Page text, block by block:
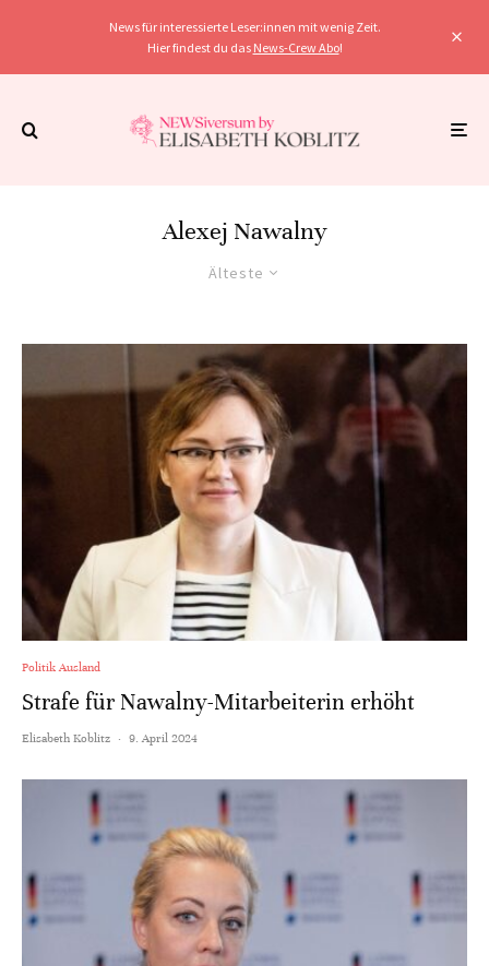
News für interessierte Leser:innen mit wenig Zeit.
Hier findest du das News-Crew Abo!
Alexej Nawalny
Älteste
Politik Ausland
Strafe für Nawalny-Mitarbeiterin erhöht
Elisabeth Koblitz · 9. April 2024